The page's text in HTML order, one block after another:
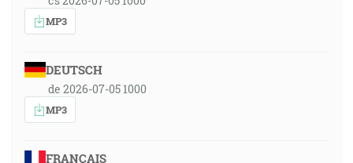
MP3
DEUTSCH
de 2026-07-05 1000
MP3
FRANÇAIS